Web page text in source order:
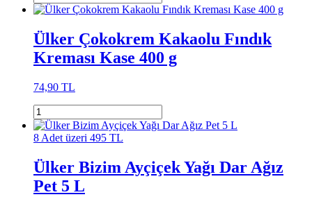
Ülker Çokokrem Kakaolu Fındık
Kreması Kase 400 g
74,90 TL
8 Adet üzeri 495 TL
Ülker Bizim Ayçiçek Yağı Dar Ağız
Pet 5 L